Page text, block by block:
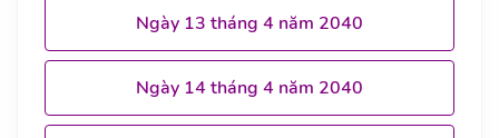
Ngày 13 tháng 4 năm 2040
Ngày 14 tháng 4 năm 2040